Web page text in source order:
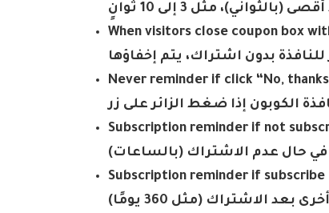
مثل 3 إلى 10 ثوانٍ
When visitors close coupon box
للنافذة بدون اشتراك، يتم إخفاؤها
Never reminder if click “No,
الكوبون إذا ضغط الزائر على زر
Subscription reminder if not
في حال عدم الاشتراك (بالساعات)
Subscription reminder if subscribe
الاشتراك (مثل 360 يومًا)